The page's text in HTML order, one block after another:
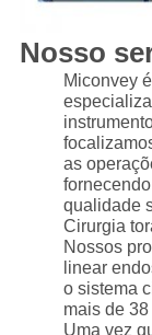
Nosso
Miconvey
as
qualidade
Cirurgia
Nossos
linear
o sistema
mais de
Uma vez